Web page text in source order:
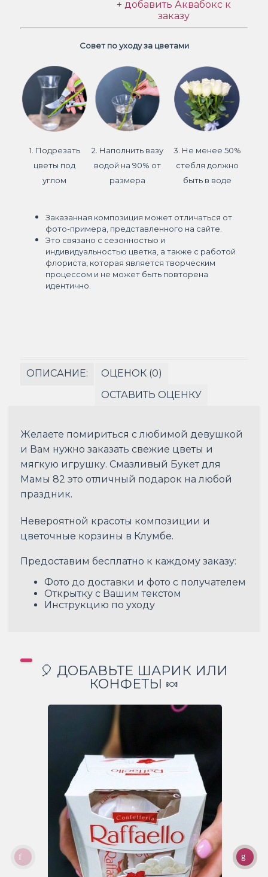
+ добавить Аквабокс к
заказу
Совет по уходу за цветами
1. Подрезать
цветы под
углом
2. Наполнить вазу
водой на 90% от
размера
3. Не менее 50%
стебля должно
быть в воде
Заказанная композиция может отличаться от
фото-примера, представленного на сайте.
Это связано с сезонностью и
индивидуальностью цветка, а также с работой
флориста, которая является творческим
процессом и не может быть повторена
идентично.
ОПИСАНИЕ:
ОЦЕНОК (0)
ОСТАВИТЬ ОЦЕНКУ
Желаете помириться с любимой девушкой
и Вам нужно заказать свежие цветы и
мягкую игрушку. Смазливый Букет для
Мамы 82 это отличный подарок на любой
праздник.
Невероятной красоты композиции и
цветочные корзины в Клумбе.
Предоставим бесплатно к каждому заказу:
Фото до доставки и фото с получателем
Открытку с Вашим текстом
Инструкцию по уходу
🎈 ДОБАВЬТЕ ШАРИК ИЛИ
КОНФЕТЫ 🍬